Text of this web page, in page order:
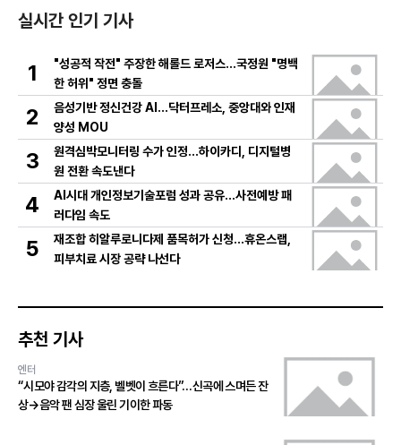
실시간 인기 기사
1
"성공적 작전" 주장한 해롤드 로저스…국정원 "명백
한 허위" 정면 충돌
2
음성기반 정신건강 AI…닥터프레소, 중앙대와 인재
양성 MOU
3
원격심박모니터링 수가 인정…하이카디, 디지털병
원 전환 속도낸다
4
AI시대 개인정보기술포럼 성과 공유…사전예방 패
러다임 속도
5
재조합 히알루로니다제 품목허가 신청…휴온스랩,
피부치료 시장 공략 나선다
추천 기사
엔터
“시모야 감각의 지층, 벨벳이 흐른다”…신곡에 스며든 잔
상→음악 팬 심장 울린 기이한 파동